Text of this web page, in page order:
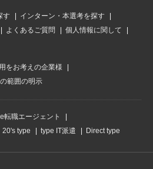
す
インターン・本選考を探す
よくあるご質問
個人情報に関して
をお考えの企業様
範囲の明示
転職エージェント
20's type type IT派遣 Direct type